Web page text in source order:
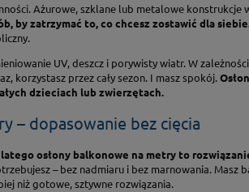
Ażurowe, szklane lub metalowe konstrukcje
by zatrzymać to, co chcesz zostawić dla
UV, deszcz i porywisty wiatr. W
korzystasz przez cały sezon. I masz spokój.
dzieciach lub zwierzętach.
– dopasowanie bez cięcia
osłony balkonowe na metry to
– bez nadmiaru i bez marnowania.
niż gotowe, sztywne rozwiązania.